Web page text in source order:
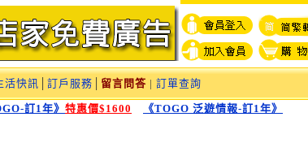
活快訊 訂戶服務 留言問答 | 訂單查詢
訂1年》 特惠價$1600
《TOGO 泛遊情報-訂1年》